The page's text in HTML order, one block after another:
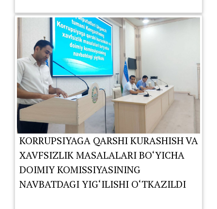
KORRUPSIYAGA QARSHI KURASHISH VA
XAVFSIZLIK MASALALARI BO‘YICHA
DOIMIY KOMISSIYASINING
NAVBATDAGI YIG‘ILISHI O‘TKAZILDI